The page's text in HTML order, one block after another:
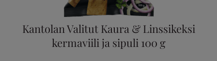
Kantolan Valitut Kaura & Linssikeksi
kermaviili ja sipuli 100 g